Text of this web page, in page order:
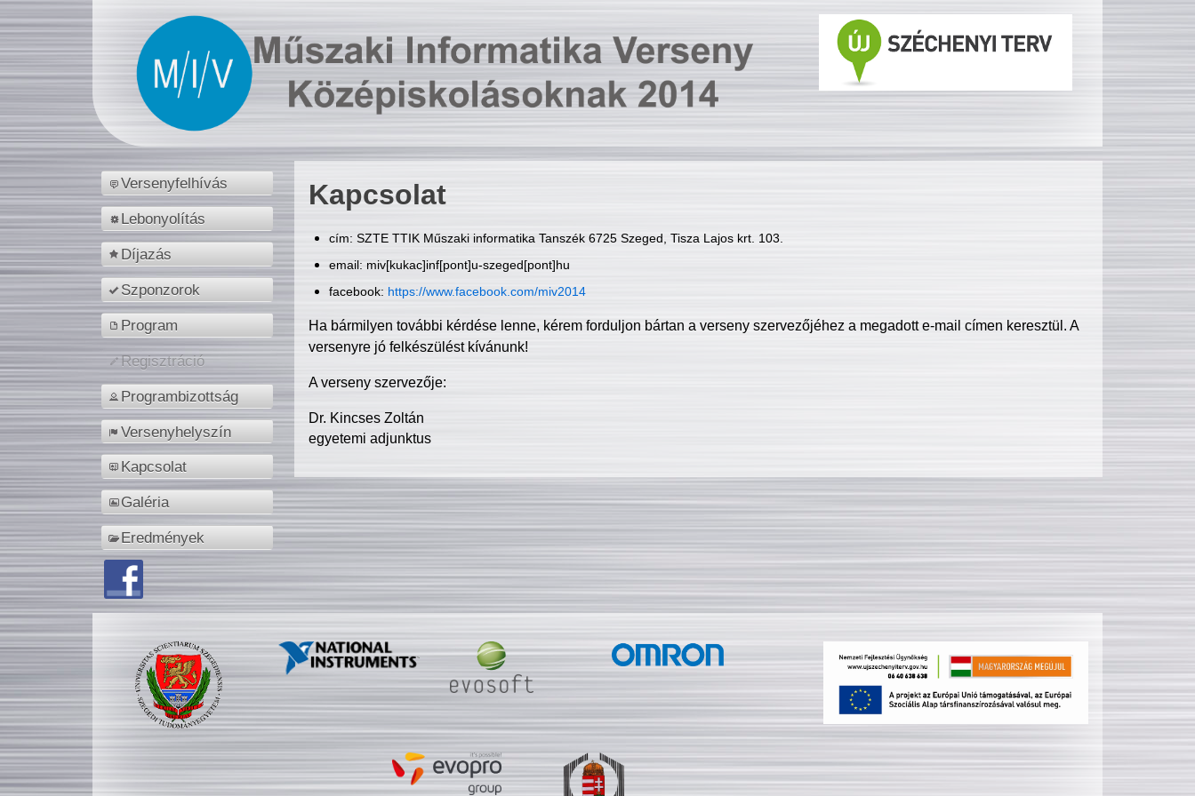
Versenyfelhívás
Lebonyolítás
Díjazás
Szponzorok
Program
Regisztráció
Programbizottság
Versenyhelyszín
Kapcsolat
Galéria
Eredmények
Kapcsolat
cím: SZTE TTIK Műszaki informatika Tanszék 6725 Szeged, Tisza Lajos krt. 103.
email: miv[kukac]inf[pont]u-szeged[pont]hu
facebook: https://www.facebook.com/miv2014
Ha bármilyen további kérdése lenne, kérem forduljon bártan a verseny szervezőjéhez a megadott e-mail címen keresztül. A
versenyre jó felkészülést kívánunk!
A verseny szervezője:
Dr. Kincses Zoltán
egyetemi adjunktus